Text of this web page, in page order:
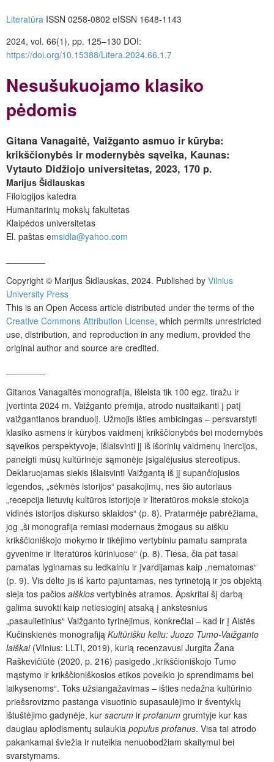
Literatūra ISSN 0258-0802 eISSN 1648-1143
2024, vol. 66(1), pp. 125–130 DOI:
https://doi.org/10.15388/Litera.2024.66.1.7
Nesušukuojamo klasiko
pėdomis
Gitana Vanagaitė, Vaižganto asmuo ir kūryba:
krikščionybės ir modernybės sąveika, Kaunas:
Vytauto Didžiojo universitetas, 2023, 170 p.
Marijus Šidlauskas
Filologijos katedra
Humanitarinių mokslų fakultetas
Klaipėdos universitetas
El. paštas emsidla@yahoo.com
Copyright © Marijus Šidlauskas, 2024. Published by Vilnius
University Press
This is an Open Access article distributed under the terms of the
Creative Commons Attribution License, which permits unrestricted
use, distribution, and reproduction in any medium, provided the
original author and source are credited.
Gitanos Vanagaitės monografija, išleista tik 100 egz. tiražu ir
įvertinta 2024 m. Vaižganto premija, atrodo nusitaikanti į patį
vaižgantianos branduolį. Užmojis išties ambicingas – persvarstyti
klasiko asmens ir kūrybos vaidmenį krikščionybės bei modernybės
sąveikos perspektyvoje, išlaisvinti jį iš išorinių vaidmenų inercijos,
paneigti mūsų kultūrinėje sąmonėje įsigalėjusius stereotipus.
Deklaruojamas siekis išlaisvinti Vaižgantą iš jį supančiojusios
legendos, „sėkmės istorijos“ pasakojimų, nes šio autoriaus
„recepcija lietuvių kultūros istorijoje ir literatūros moksle stokoja
vidinės istorijos diskurso sklaidos“ (p. 8). Pratarmėje pabrėžiama,
jog „ši monografija remiasi modernaus žmogaus su aiškiu
krikščioniškojo mokymo ir tikėjimo vertybiniu pamatu samprata
gyvenime ir literatūros kūriniuose“ (p. 8). Tiesa, čia pat tasai
pamatas lyginamas su ledkalniu ir įvardijamas kaip „nematomas“
(p. 9). Vis dėlto jis iš karto pajuntamas, nes tyrinėtoją ir jos objektą
sieja tos pačios aiškios vertybinės atramos. Apskritai šį darbą
galima suvokti kaip netiesioginį atsaką į ankstesnius
„pasaulietinius“ Vaižganto tyrinėjimus, konkrečiai – kad ir į Aistės
Kučinskienės monografiją Kultūrišku keliu: Juozo Tumo-Vaižganto
laiškai (Vilnius: LLTI, 2019), kurią recenzavusi Jurgita Žana
Raškevičiūtė (2020, p. 216) pasigedo „krikščioniškojo Tumo
mąstymo ir krikščioniškosios etikos poveikio jo sprendimams bei
laikysenoms“. Toks užsiangažavimas – išties nedažna kultūrinio
priešsrovizmo pastanga visuotinio supasaulėjimo ir šventyklų
ištuštėjimo gadynėje, kur sacrum ir profanum grumtyje kur kas
daugiau aplodismentų sulaukia populus profanus. Visa tai atrodo
pakankamai šviežia ir nuteikia nenuobodžiam skaitymui bei
svarstymams.